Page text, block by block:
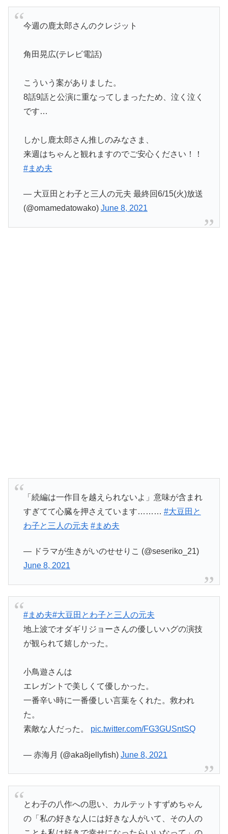
今週の鹿太郎さんのクレジット
角田晃広(テレビ電話)
こういう案がありました。
8話9話と公演に重なってしまったため、泣く泣く
です…
しかし鹿太郎さん推しのみなさま、
来週はちゃんと観れますのでご安心ください！！
#まめ夫
— 大豆田とわ子と三人の元夫 最終回6/15(火)放送
(@omamedatowako) June 8, 2021
「続編は一作目を越えられないよ」意味が含まれ
すぎてて心臓を押さえています……… #大豆田と
わ子と三人の元夫 #まめ夫
— ドラマが生きがいのせせりこ (@seseriko_21)
June 8, 2021
#まめ夫#大豆田とわ子と三人の元夫
地上波でオダギリジョーさんの優しいハグの演技
が観られて嬉しかった。
小鳥遊さんは
エレガントで美しくて優しかった。
一番辛い時に一番優しい言葉をくれた。救われ
た。
素敵な人だった。 pic.twitter.com/FG3GUSntSQ
— 赤海月 (@aka8jellyfish) June 8, 2021
とわ子の八作への思い、カルテットすずめちゃん
の「私の好きな人には好きな人がいて、その人の